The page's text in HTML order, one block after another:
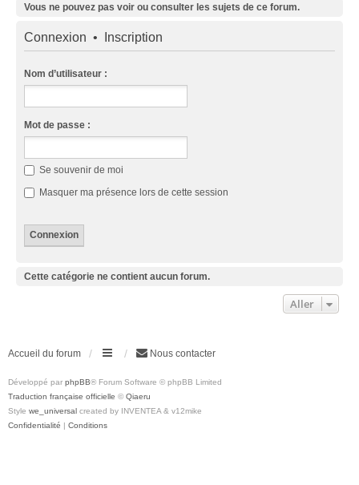
Vous ne pouvez pas voir ou consulter les sujets de ce forum.
Connexion • Inscription
Nom d’utilisateur :
Mot de passe :
Se souvenir de moi
Masquer ma présence lors de cette session
Cette catégorie ne contient aucun forum.
Aller
Accueil du forum Nous contacter
Développé par phpBB® Forum Software © phpBB Limited
Traduction française officielle © Qiaeru
Style we_universal created by INVENTEA & v12mike
Confidentialité | Conditions